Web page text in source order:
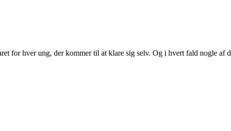
for hver ung, der kommer til at klare sig selv. Og i hvert fald nogle af